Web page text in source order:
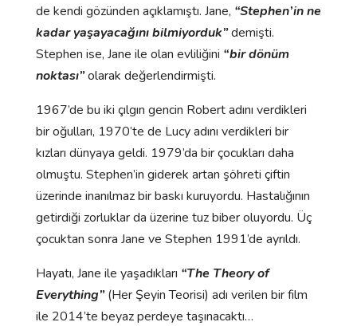
de kendi gözünden açıklamıştı. Jane, “Stephen’in ne
kadar yaşayacağını bilmiyorduk”demişti.
Stephen ise, Jane ile olan evliliğini “bir dönüm
noktası”olarak değerlendirmişti.
1967’de bu iki çılgın gencin Robert adını verdikleri
bir oğulları, 1970’te de Lucy adını verdikleri bir
kızları dünyaya geldi. 1979’da bir çocukları daha
olmuştu. Stephen’in giderek artan şöhreti çiftin
üzerinde inanılmaz bir baskı kuruyordu. Hastalığının
getirdiği zorluklar da üzerine tuz biber oluyordu. Üç
çocuktan sonra Jane ve Stephen 1991’de ayrıldı.
Hayatı, Jane ile yaşadıkları “The Theory of
Everything”(Her Şeyin Teorisi) adı verilen bir film
ile 2014’te beyaz perdeye taşınacaktı…